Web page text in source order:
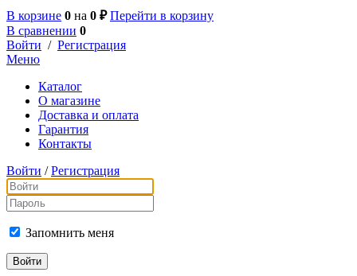
В корзине 0 на 0 ₽ Перейти в корзину
В сравнении 0
Войти / Регистрация
Меню
Каталог
О магазине
Доставка и оплата
Гарантия
Контакты
Войти / Регистрация
Запомнить меня